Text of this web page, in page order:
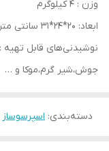
وزن : ۴ کیلوگرم
ابعاد: 20*24*31 سانتی متر
نوشیدنی‌های قابل تهیه :
جوش،شیر گرم،موکا و …
دسته‌بندی: اسپرسوساز